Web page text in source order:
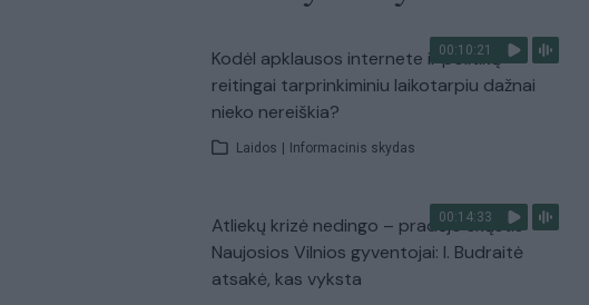
00:10:21
Kodėl apklausos internete ir politikų
reitingai tarprinkiminiu laikotarpiu dažnai
nieko nereiškia?
Laidos | Informacinis skydas
00:14:33
Atliekų krizė nedingo – pradėjo skųstis
Naujosios Vilnios gyventojai: I. Budraitė
atsakė, kas vyksta